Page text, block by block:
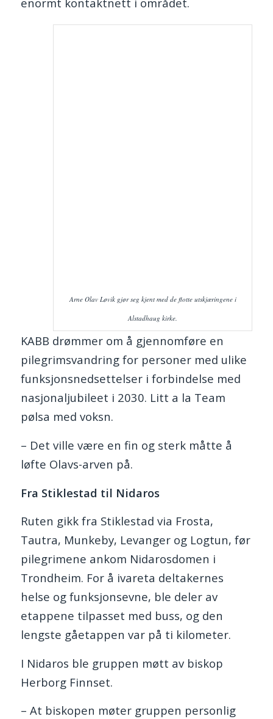
Arne Olav Løvik gjør seg kjent med de flotte utskjæringene i
Alstadhaug kirke.
KABB drømmer om å gjennomføre en
pilegrimsvandring for personer med ulike
funksjonsnedsettelser i forbindelse med
nasjonaljubileet i 2030. Litt a la Team
pølsa med voksn.
– Det ville være en fin og sterk måtte å
løfte Olavs-arven på.
Fra Stiklestad til Nidaros
Ruten gikk fra Stiklestad via Frosta,
Tautra, Munkeby, Levanger og Logtun, før
pilegrimene ankom Nidarosdomen i
Trondheim. For å ivareta deltakernes
helse og funksjonsevne, ble deler av
etappene tilpasset med buss, og den
lengste gåetappen var på ti kilometer.
I Nidaros ble gruppen møtt av biskop
Herborg Finnset.
– At biskopen møter gruppen personlig